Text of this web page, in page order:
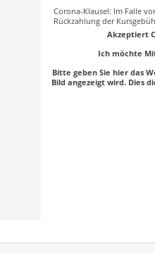
Corona-Klausel: Im Falle
Rückzahlung der
Akzeptiert
Ich möchte
Bitte geben Sie hier das
Bild angezeigt wird. Dies